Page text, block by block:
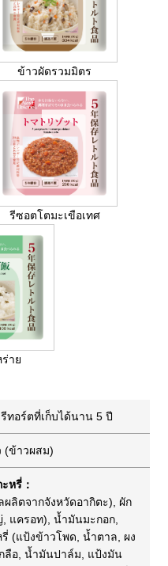
ข้าวผัดรวมมิตร
รีซอตโตมะเขือเทศ
าย
ทอร์ตที่เก็บได้นาน 5 ปี
(ข้าวผสม)
หรี่：
ลิตจากจังหวัดอากิตะ), ผัก
แครอท), น้ำมันมะกอก,
(แป้งข้าวโพด, น้ำตาล, ผง
กลือ, น้ำมันปาล์ม, แป้งมัน